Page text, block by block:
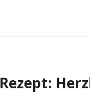
Rezept: